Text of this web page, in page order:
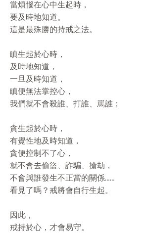
當煩惱在心中生起時，
要及時地知道。
這是最殊勝的持戒之法。
瞋生起於心時，
及時地知道，
一旦及時知道，
瞋便無法掌控心，
我們就不會殺誰、打誰、罵誰；
貪生起於心時，
有覺性地及時知道，
貪便控制不了心，
就不會去偷盜、詐騙、搶劫，
不會與誰發生不正當的關係……
看見了嗎？戒將會自行生起。
因此，
戒持於心，才會易守。